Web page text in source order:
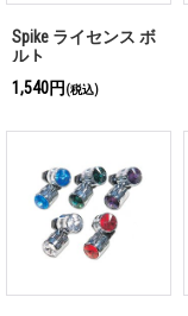
Spike ライセンス ボ
ルト
1,540円 (税込)